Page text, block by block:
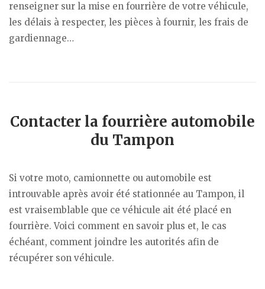
renseigner sur la mise en fourrière de votre véhicule,
les délais à respecter, les pièces à fournir, les frais de
gardiennage…
Contacter la fourrière automobile
du Tampon
Si votre moto, camionnette ou automobile est
introuvable après avoir été stationnée au Tampon, il
est vraisemblable que ce véhicule ait été placé en
fourrière. Voici comment en savoir plus et, le cas
échéant, comment joindre les autorités afin de
récupérer son véhicule.